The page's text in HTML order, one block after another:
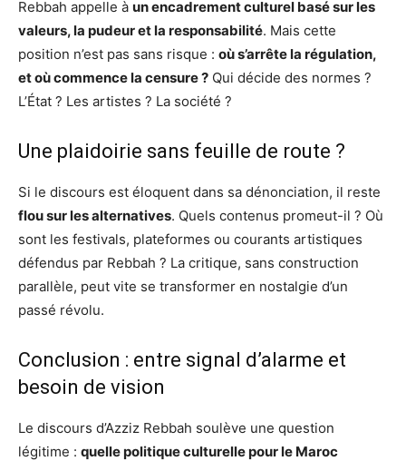
Rebbah appelle à un encadrement culturel basé sur les
valeurs, la pudeur et la responsabilité. Mais cette
position n’est pas sans risque : où s’arrête la régulation,
et où commence la censure ? Qui décide des normes ?
L’État ? Les artistes ? La société ?
Une plaidoirie sans feuille de route ?
Si le discours est éloquent dans sa dénonciation, il reste
flou sur les alternatives. Quels contenus promeut-il ? Où
sont les festivals, plateformes ou courants artistiques
défendus par Rebbah ? La critique, sans construction
parallèle, peut vite se transformer en nostalgie d’un
passé révolu.
Conclusion : entre signal d’alarme et
besoin de vision
Le discours d’Azziz Rebbah soulève une question
légitime : quelle politique culturelle pour le Maroc